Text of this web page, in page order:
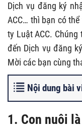
Dịch vụ đăng ký
ACC… thì bạn có
ty Luật ACC.
đến Dịch vụ đăng
Mời các bạn cùng
Nội dung bài
1. Con nuôi